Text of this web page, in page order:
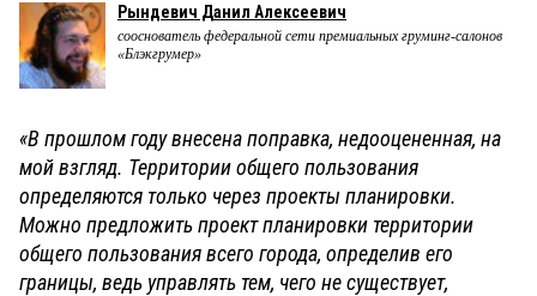
Рындевич Данил Алексеевич
сооснователь федеральной сети премиальных груминг-салонов
«Блэкгрумер»
«В прошлом году внесена поправка, недооцененная, на
мой взгляд. Территории общего пользования
определяются только через проекты планировки.
Можно предложить проект планировки территории
общего пользования всего города, определив его
границы, ведь управлять тем, чего не существует,